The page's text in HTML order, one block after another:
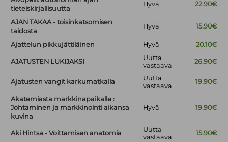
tieteiskirjallisuutta
Hyvä 22.90€
AJAN TAKAA - toisinkatsomisen
taidosta
Hyvä 15.90€
Ajattelun pikkujättiläinen Hyvä 20.10€
AJATUSTEN LUKIJAKSI
Uutta
vastaava
26.90€
Ajatusten vangit karkumatkalla
Uutta
vastaava
19.90€
Akatemiasta markkinapaikalle :
Johtaminen ja markkinointi aikansa
kuvina
Hyvä 19.90€
Aki Hintsa - Voittamisen anatomia
Uutta
vastaava
15.90€